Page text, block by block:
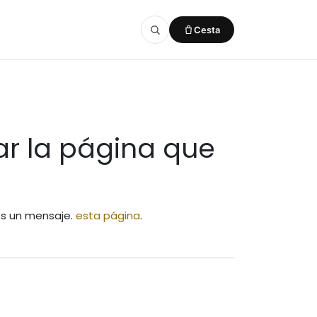
Cesta
la página que
un mensaje. esta página.